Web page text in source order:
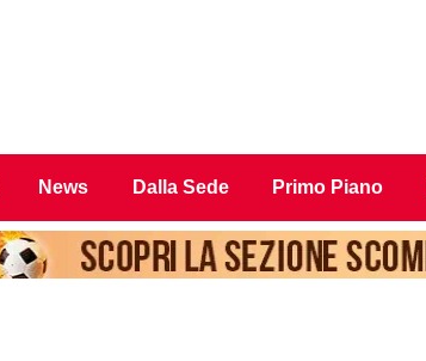
News Dalla Sede Primo Piano